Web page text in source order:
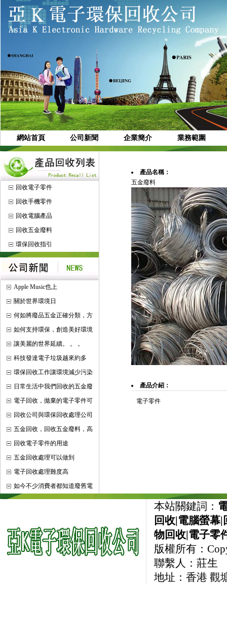
網站首頁 公司新聞 企業簡介 業務範圍
回收電子零件
回收手機零件
回收電腦產品
回收五金廢料
環保回收指引
Apple Music也上
關於世界環境日
何如將廢品五金正確分類，方
如何支持環保，創造美好環境
讓美麗的世界延續。 。 。
科技發達電子垃圾越來約多
環保回收工作讓環境減少污染
日常生活中我們回收的五金廢
電子回收，拋棄的電子零件可
回收公司與環保回收處理公司
五金回收，回收五金廢料，高
回收電子零件的用途
五金回收處理可以做到
電子回收處理難度高
如今不少消費者都知道廢舊電
產品名稱：
五金廢料
產品介紹：
電子零件
本站關鍵詞：
回收|電腦螢幕|
物回收|電子零
版權所有：
聯繫人：莊生
地址：香港 觀